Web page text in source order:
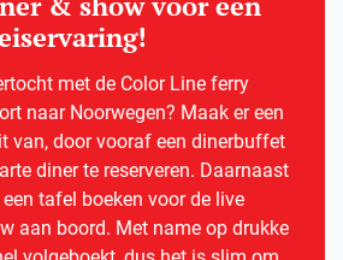
met de Color Line ferry
naar Noorwegen? Maak er een
van, door vooraf een dinerbuffet
diner te reserveren. Daarnaast
tafel boeken voor de live
aan boord. Met name op drukke